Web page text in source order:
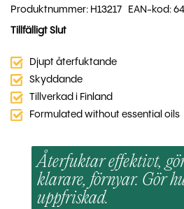
Produktnummer: H13217 EAN-kod:
Tillfälligt Slut
Djupt återfuktande
Skyddande
Tillverkad i Finland
Formulated without essential oils
Återfuktar effektivt,
klarare, förnyar. Gör
uppfriskad.